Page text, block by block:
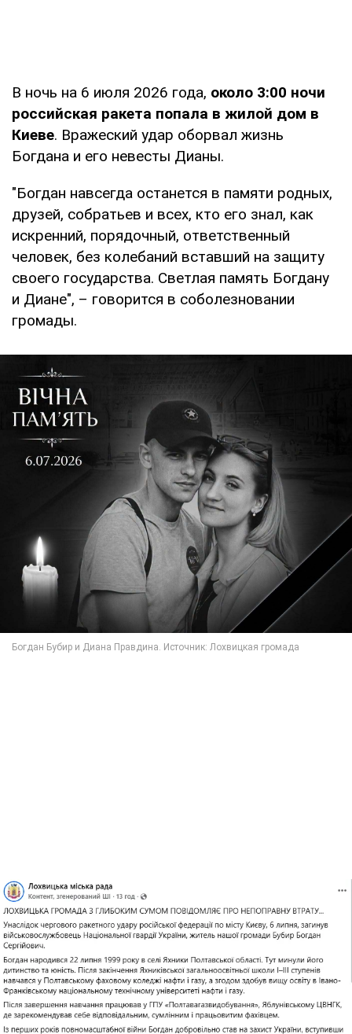
В ночь на 6 июля 2026 года, около 3:00 ночи
российская ракета попала в жилой дом в
Киеве. Вражеский удар оборвал жизнь
Богдана и его невесты Дианы.
"Богдан навсегда останется в памяти родных,
друзей, собратьев и всех, кто его знал, как
искренний, порядочный, ответственный
человек, без колебаний вставший на защиту
своего государства. Светлая память Богдану
и Диане", – говорится в соболезновании
громады.